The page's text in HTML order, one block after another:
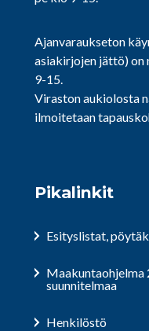
Ajanvaraukseton
asiakirjojen jättö)
9-15.
Viraston aukiolosta
ilmoitetaan
Pikalinkit
Esityslistat,
Maakuntaohjelma
suunnitelmaa
Henkilöstö